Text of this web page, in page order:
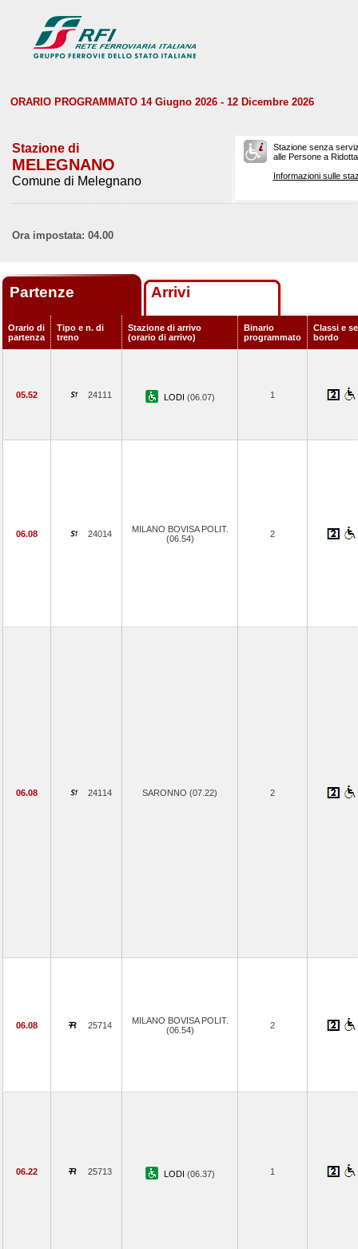
ORARIO PROGRAMMATO 14 Giugno 2026 - 12 Dicembre 2026
Stazione di
MELEGNANO
Comune di Melegnano
Stazione senza
alle Persone a
Informazioni sulle
Ora impostata: 04.00
Partenze Arrivi
Orario di
partenza
Tipo e n. di
treno
Stazione di arrivo
(orario di arrivo)
Binario
programmato
Classi e
bordo
05.52 24111 LODI (06.07) 1
06.08 24014
MILANO BOVISA POLIT.
(06.54)
2
06.08 24114 SARONNO (07.22) 2
06.08 25714
MILANO BOVISA POLIT.
(06.54)
2
06.22 25713 LODI (06.37) 1